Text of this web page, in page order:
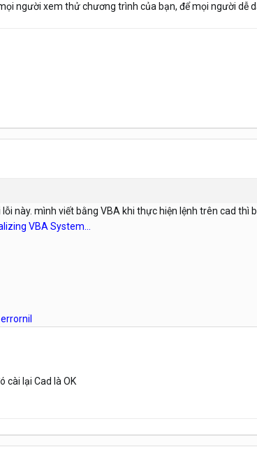
người xem thử chương trình của bạn, để mọi người dễ
này. mình viết bằng VBA khi thực hiện lệnh trên cad
VBA System...
cài lại Cad là OK